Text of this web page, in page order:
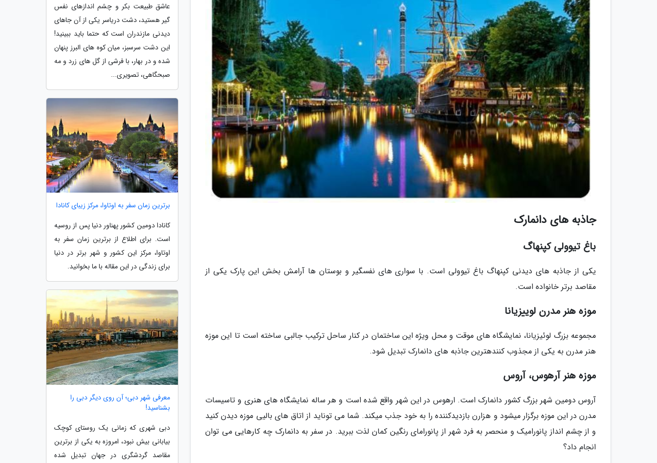
جاذبه های دانمارک
باغ تیوولی کپنهاگ
یکی از جاذبه­ های دیدنی کپنهاگ باغ تیوولی است. با سواری­ های نفس­گیر و بوستان­ ها آرامش بخش این پارک یکی از
مقاصد برتر خانواده است.
موزه هنر مدرن لوییزیانا
مجموعه بزرگ لوئیزیانا، نمایشگاه­ های موقت و محل ویژه این ساختمان در کنار ساحل ترکیب جالبی ساخته است تا این موزه
هنر مدرن به یکی از مجذوب کننده­ترین جاذبه های دانمارک تبدیل شود.
موزه هنر آرهوس، آروس
آروس دومین شهر بزرگ کشور دانمارک است. ارهوس در این شهر واقع شده است و هر ساله نمایشگاه ­های هنری و تاسیسات
مدرن در این موزه برگزار می­شود و هزارن بازدیدکننده را به خود جذب می­کند. شما می توناید از اتاق های بالیی موزه دیدن کنید
و از چشم ­انداز پانورامیک و منحصر به فرد شهر از پانورامای رنگین کمان لذت ببرید. در سفر به دانمارک چه کارهایی می توان
انجام داد؟
عاشق طبیعت بکر و چشم اندازهای نفس
گیر هستید، دشت دریاسر یکی از آن جاهای
دیدنی مازندران است که حتما باید ببینید!
این دشت سرسبز، میان کوه های البرز پنهان
شده و در بهار، با فرشی از گل های زرد و مه
صبحگاهی، تصویری...
برترین زمان سفر به اوتاوا، مرکز زیبای کانادا
کانادا دومین کشور پهناور دنیا پس از روسیه
است. برای اطلاع از برترین زمان سفر به
اوتاوا، مرکز این کشور و شهر برتر در دنیا
برای زندگی در این مقاله با ما بخوانید.
معرفی شهر دبی؛ آن روی دیگر دبی را
بشناسید!
دبی شهری که زمانی یک روستای کوچک
بیابانی بیش نبود، امروزه به یکی از برترین
مقاصد گردشگری در جهان تبدیل شده